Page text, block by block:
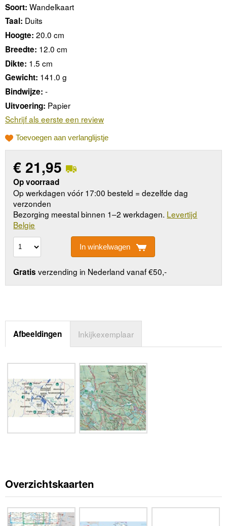
Soort: Wandelkaart
Taal: Duits
Hoogte: 20.0 cm
Breedte: 12.0 cm
Dikte: 1.5 cm
Gewicht: 141.0 g
Bindwijze: -
Uitvoering: Papier
Schrijf als eerste een review
Toevoegen aan verlanglijstje
€ 21,95
Op voorraad
Op werkdagen vóór 17:00 besteld = dezelfde dag
verzonden
Bezorging meestal binnen 1–2 werkdagen. Levertijd
Belgie
In winkelwagen
Gratis verzending in Nederland vanaf €50,-
Afbeeldingen Inkijkexemplaar
Overzichtskaarten